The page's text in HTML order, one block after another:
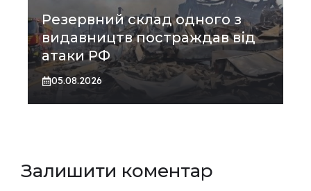
Резервний склад одного з
видавництв постраждав від
атаки РФ
05.08.2026
Залишити коментар